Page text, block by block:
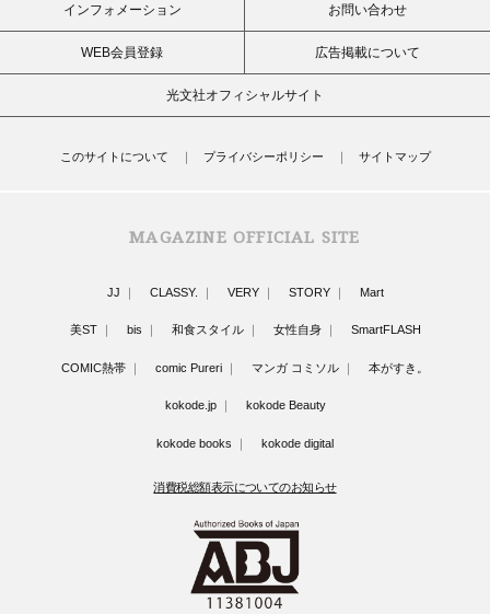
インフォメーション お問い合わせ
WEB会員登録 広告掲載について
光文社オフィシャルサイト
このサイトについて プライバシーポリシー サイトマップ
MAGAZINE OFFICIAL SITE
JJ CLASSY. VERY STORY Mart
美ST bis 和食スタイル 女性自身 SmartFLASH
COMIC熱帯 comic Pureri マンガ コミソル 本がすき。
kokode.jp kokode Beauty
kokode books kokode digital
消費税総額表示についてのお知らせ